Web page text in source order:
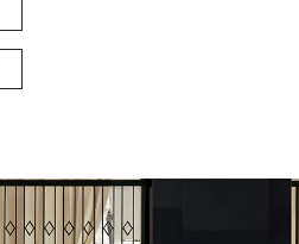
Tab